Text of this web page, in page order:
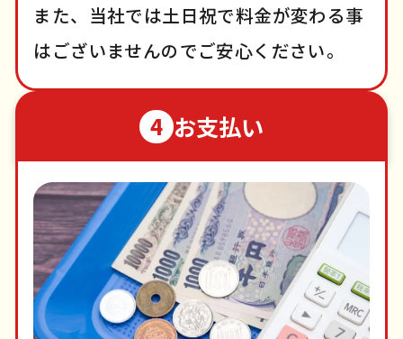
また、当社では土日祝で料金が変わる事
はございませんのでご安心ください。
4 お支払い